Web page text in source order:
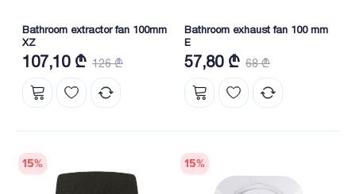
Bathroom extractor fan 100mm
XZ
107,10 ₾ 126 ₾
Bathroom exhaust fan 100 mm
E
57,80 ₾ 68 ₾
15% 15%